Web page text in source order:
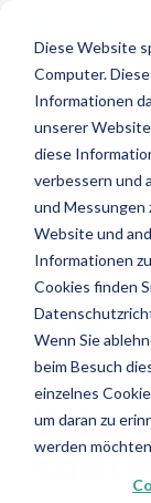
Diese Website
Computer.
Informationen
unserer
diese
verbessern und
und Messungen
Website und
Informationen
Cookies finden
Wenn Sie
beim Besuch
einzelnes
um daran zu
werden
main
content.
4 MIN. LESEZEIT
ng in
Was